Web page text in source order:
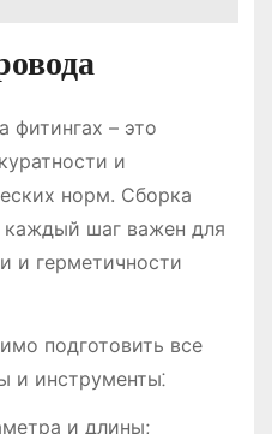
фитингах – это
и
норм. Сборка
шаг важен для
и герметичности
подготовить все
и инструменты⁚
и длины;